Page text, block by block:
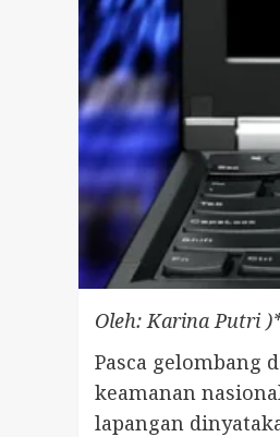
Oleh: Karina Putri
Pasca gelombang
keamanan
lapangan